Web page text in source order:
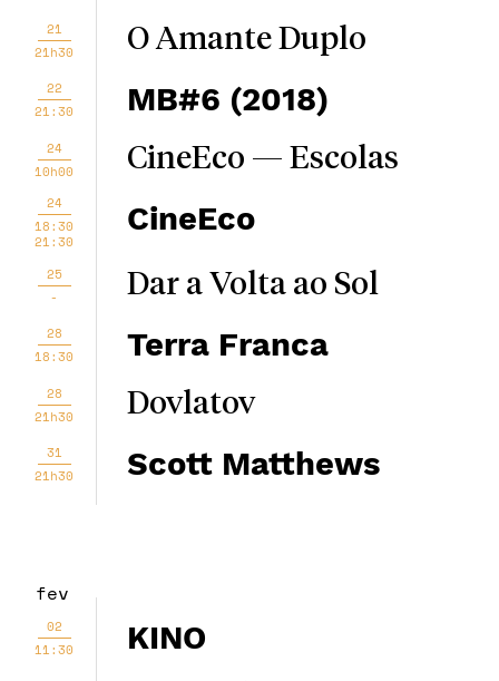
21
21h30
O Amante Duplo
22
21:30
MB#6 (2018)
24
10h00
CineEco — Escolas
24
18:30
21:30
CineEco
25
-
Dar a Volta ao Sol
28
18:30
Terra Franca
28
21h30
Dovlatov
31
21h30
Scott Matthews
fev
02
11:30
KINO